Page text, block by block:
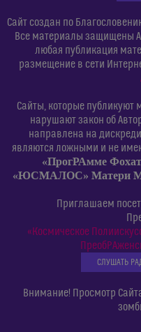
Сайт создан по
Все материалы защищены
любая публикация
размещение в сети
Сайты, которые публикуют
нарушают закон об
направлена на
являются ложными и не
«ПрогРАмме
«ЮСМАЛОС» Матери
Приглашаем
«Космическое
СЛУШАТЬ
Внимание! Просмотр